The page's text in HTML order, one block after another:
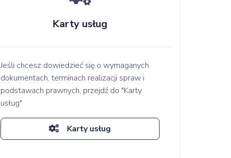
Karty usług
Jeśli chcesz dowiedzieć się o wymaganych
dokumentach, terminach realizacji spraw i
podstawach prawnych, przejdź do "Karty
usług"
Karty usług